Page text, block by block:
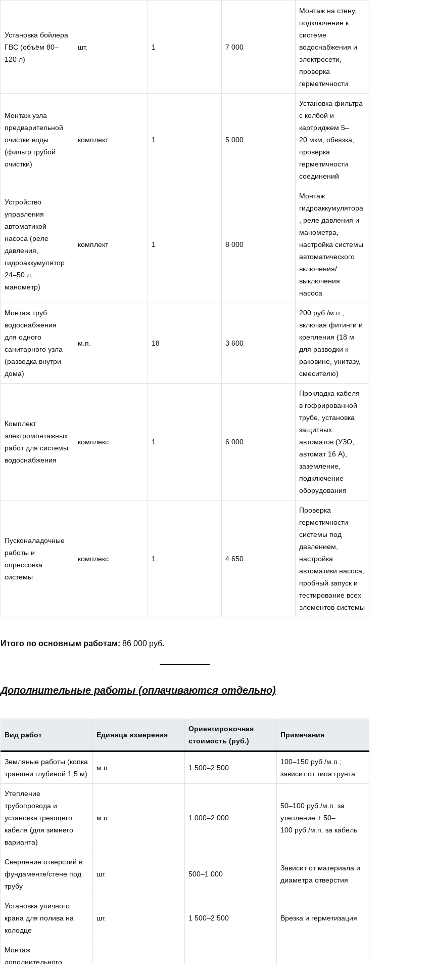
Установка бойлера
ГВС (объём 80–
120 л)
шт. 1 7 000
Монтаж на стену,
подключение к
системе
водоснабжения и
электросети,
проверка
герметичности
Монтаж узла
предварительной
очистки воды
(фильтр грубой
очистки)
комплект 1 5 000
Установка фильтра
с колбой и
картриджем 5–
20 мкм, обвязка,
проверка
герметичности
соединений
Устройство
управления
автоматикой
насоса (реле
давления,
гидроаккумулятор
24–50 л,
манометр)
комплект 1 8 000
Монтаж
гидроаккумулятора
, реле давления и
манометра,
настройка системы
автоматического
включения/
выключения
насоса
Монтаж труб
водоснабжения
для одного
санитарного узла
(разводка внутри
дома)
м.п. 18 3 600
200 руб./м.п.,
включая фитинги и
крепления (18 м
для разводки к
раковине, унитазу,
смесителю)
Комплект
электромонтажных
работ для системы
водоснабжения
комплекс 1 6 000
Прокладка кабеля
в гофрированной
трубе, установка
защитных
автоматов (УЗО,
автомат 16 А),
заземление,
подключение
оборудования
Пусконаладочные
работы и
опрессовка
системы
комплекс 1 4 650
Проверка
герметичности
системы под
давлением,
настройка
автоматики насоса,
пробный запуск и
тестирование всех
элементов системы
Итого по основным работам: 86 000 руб.
Дополнительные работы (оплачиваются отдельно)
Вид работ Единица измерения
Ориентировочная
стоимость (руб.)
Примечания
Земляные работы (копка
траншеи глубиной 1,5 м)
м.п. 1 500–2 500
100–150 руб./м.п.;
зависит от типа грунта
Утепление
трубопровода и
установка греющего
кабеля (для зимнего
варианта)
м.п. 1 000–2 000
50–100 руб./м.п. за
утепление + 50–
100 руб./м.п. за кабель
Сверление отверстий в
фундаменте/стене под
трубу
шт. 500–1 000
Зависит от материала и
диаметра отверстия
Установка уличного
крана для полива на
колодце
шт. 1 500–2 500 Врезка и герметизация
Монтаж
дополнительного